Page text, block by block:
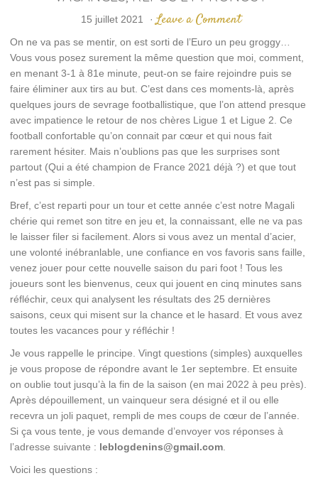
15 juillet 2021 · Leave a Comment
On ne va pas se mentir, on est sorti de l’Euro un peu groggy…
Vous vous posez surement la même question que moi, comment,
en menant 3-1 à 81e minute, peut-on se faire rejoindre puis se
faire éliminer aux tirs au but. C’est dans ces moments-là, après
quelques jours de sevrage footballistique, que l’on attend presque
avec impatience le retour de nos chères Ligue 1 et Ligue 2. Ce
football confortable qu’on connait par cœur et qui nous fait
rarement hésiter. Mais n’oublions pas que les surprises sont
partout (Qui a été champion de France 2021 déjà ?) et que tout
n’est pas si simple.
Bref, c’est reparti pour un tour et cette année c’est notre Magali
chérie qui remet son titre en jeu et, la connaissant, elle ne va pas
le laisser filer si facilement. Alors si vous avez un mental d’acier,
une volonté inébranlable, une confiance en vos favoris sans faille,
venez jouer pour cette nouvelle saison du pari foot ! Tous les
joueurs sont les bienvenus, ceux qui jouent en cinq minutes sans
réfléchir, ceux qui analysent les résultats des 25 dernières
saisons, ceux qui misent sur la chance et le hasard. Et vous avez
toutes les vacances pour y réfléchir !
Je vous rappelle le principe. Vingt questions (simples) auxquelles
je vous propose de répondre avant le 1er septembre. Et ensuite
on oublie tout jusqu’à la fin de la saison (en mai 2022 à peu près).
Après dépouillement, un vainqueur sera désigné et il ou elle
recevra un joli paquet, rempli de mes coups de cœur de l’année.
Si ça vous tente, je vous demande d’envoyer vos réponses à
l’adresse suivante : leblogdenins@gmail.com
Voici les questions :